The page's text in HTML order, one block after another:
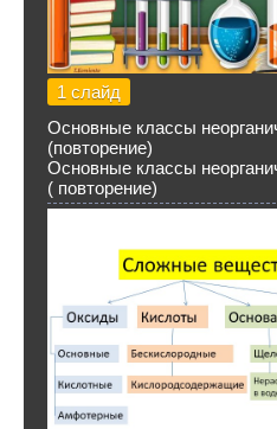
1 слайд
Основные классы
(повторение)
Основные классы
( повторение)